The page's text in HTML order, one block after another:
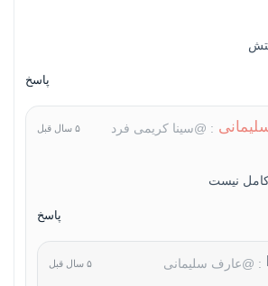
پاسخ
: @سینا کریمی فرد ۵ سال قبل
نیست
پاسخ
: @عارف سلیمانی ۵ سال قبل